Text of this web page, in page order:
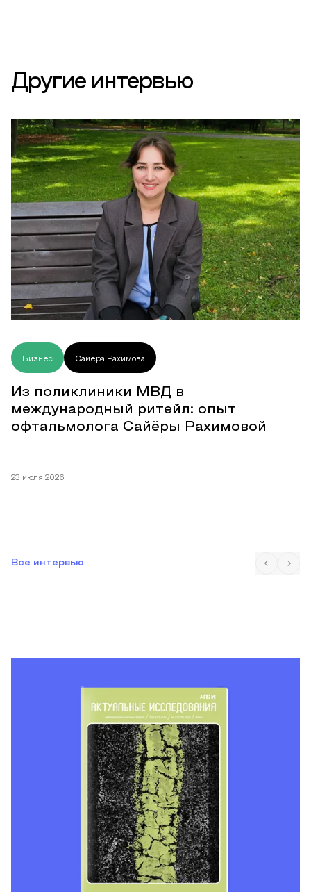
Другие интервью
Бизнес Сайёра Рахимова
Из поликлиники МВД в
международный ритейл: опыт
офтальмолога Сайёры Рахимовой
23 июля 2026
Все интервью